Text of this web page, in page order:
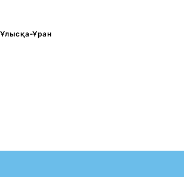
Ұран